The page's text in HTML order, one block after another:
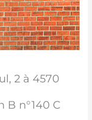
2 à 4570
B n°140 C